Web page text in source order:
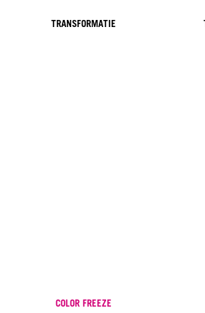
TRANSFORMATIE
COLOR FREEZE